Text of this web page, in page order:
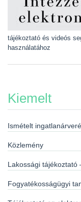
tájékoztató és videós
használatához
Kiemelt
Ismételt
Közlemény
Lakossági tájékoztató
Fogyatékosságügyi